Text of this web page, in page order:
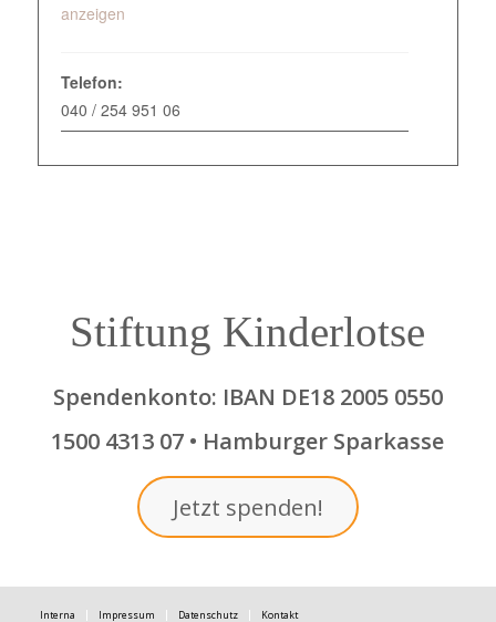
anzeigen
Telefon:
040 / 254 951 06
Stiftung Kinderlotse
Spendenkonto: IBAN DE18 2005 0550
1500 4313 07 • Hamburger Sparkasse
Jetzt spenden!
Interna Impressum Datenschutz Kontakt